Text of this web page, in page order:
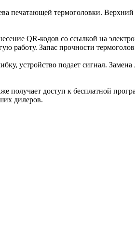
печатающей термоголовки.
QR-кодов со ссылкой на
работу. Запас прочности
устройство подает сигнал.
получает доступ к бесплатной
дилеров.